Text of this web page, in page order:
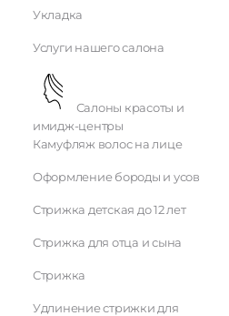
Укладка
Услуги нашего салона
имидж-центры
Камуфляж волос на лице
Оформление бороды и усов
Стрижка детская до 12 лет
Стрижка для отца и сына
Стрижка
Удлинение стрижки для